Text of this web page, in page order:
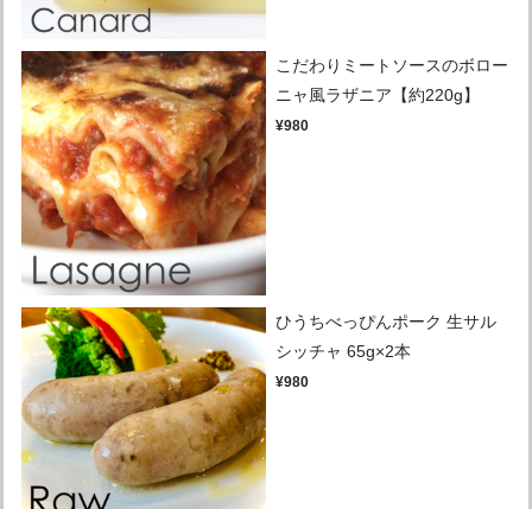
こだわりミートソースのボロー
ニャ風ラザニア【約220g】
¥980
ひうちべっぴんポーク 生サル
シッチャ 65g×2本
¥980